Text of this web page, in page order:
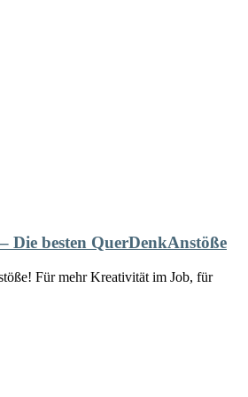
Die besten QuerDenkAnstöße
Für mehr Kreativität im Job, für